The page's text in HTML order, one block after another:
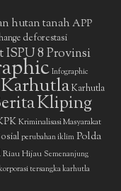
hutan tanah APP
deforestasi
ISPU 8 Provinsi
Infographic
KarhutlaKarhutla
Kliping
Kriminalisasi Masyarakat
perubahan iklim Polda
Riau Hijau Semenanjung
korporasi tersangka karhutla